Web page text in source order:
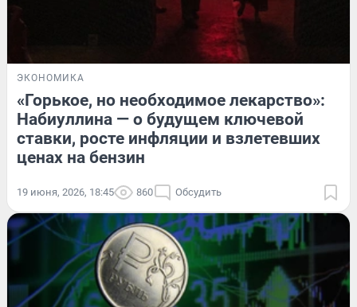
ЭКОНОМИКА
«Горькое, но необходимое лекарство»:
Набиуллина — о будущем ключевой
ставки, росте инфляции и взлетевших
ценах на бензин
19 июня, 2026, 18:45 860 Обсудить